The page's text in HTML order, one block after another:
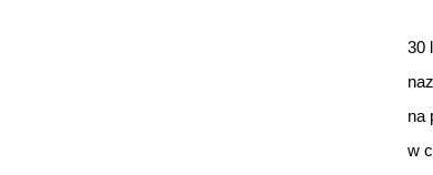
30
na
w